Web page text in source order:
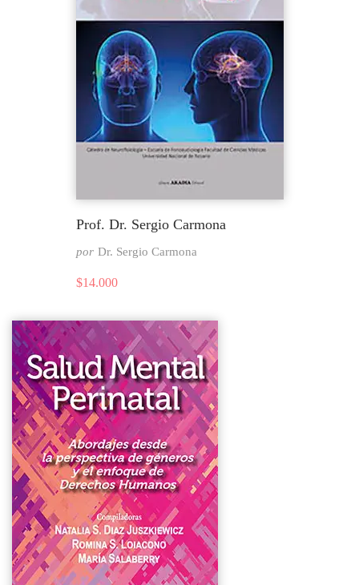
Prof. Dr. Sergio Carmona
por Dr. Sergio Carmona
$14.000